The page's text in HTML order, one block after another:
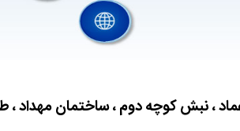
، نبش کوچه دوم ، ساختمان مهداد ،